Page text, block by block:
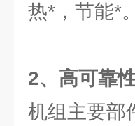
热*，节能*。
2、 高可靠
机组主要部